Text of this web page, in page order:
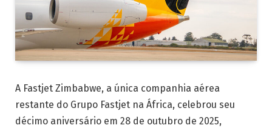
A Fastjet Zimbabwe, a única companhia aérea
restante do Grupo Fastjet na África, celebrou seu
décimo aniversário em 28 de outubro de 2025,